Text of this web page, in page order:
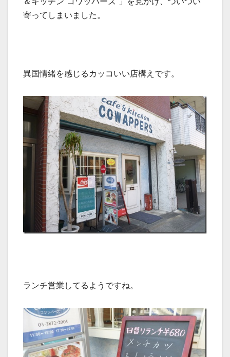
寄ってしまいました。
異国情緒を感じるカッコいい店構えです。
ランチ営業してるようですね。